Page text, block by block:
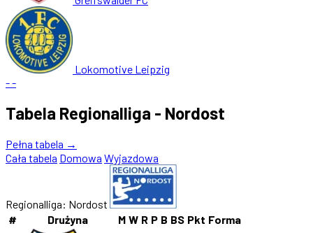
Lokomotive Leipzig
--
Tabela Regionalliga - Nordost
Pełna tabela →
Cała tabela Domowa Wyjazdowa
Regionalliga: Nordost
#
Drużyna M W R P B BS Pkt Forma